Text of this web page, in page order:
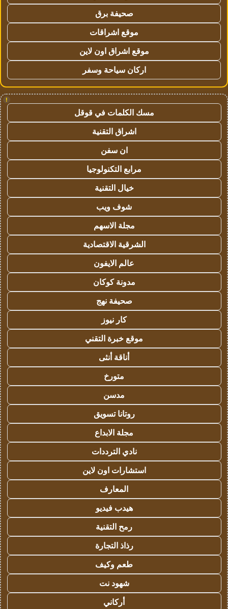
صحيفة برق
موقع اشراقات
موقع اشراق اون لاين
اركان سياحة وسفر
!
مسك الكلمات في قوقل
اشراق التقنية
ان سفن
مرابع التكنولوجيا
خيال التقنية
شوف ويب
مجلة الاسهم
الشرقية الاقتصادية
عالم الايفون
مدونة كوكان
صحيفة نهج
كار نيوز
موقع خبرة التقني
أناقة أنثى
متورخ
مدسن
روتانا تسويق
مجلة الابداع
نادي الترددات
استشارات اون لاين
المعارف
هيدب فيديو
رمح التقنية
رذاذ التجارة
طعم وكيف
شهود نت
أركاني